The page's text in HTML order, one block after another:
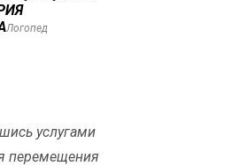
Логопед
услугами
перемещения